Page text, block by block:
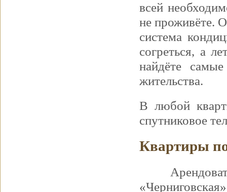
всей
не проживёте.
система
согреться, а
найдёте
жительства.
В любой
спутниковое
Квартиры